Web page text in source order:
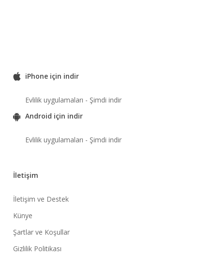
iPhone için indir
Evlilik uygulamaları - Şimdi indir
Android için indir
Evlilik uygulamaları - Şimdi indir
İletişim
İletişim ve Destek
Künye
Şartlar ve Koşullar
Gizlilik Politikası